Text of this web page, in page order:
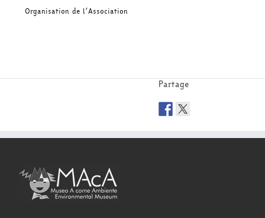
Organisation de l’Association
Partage